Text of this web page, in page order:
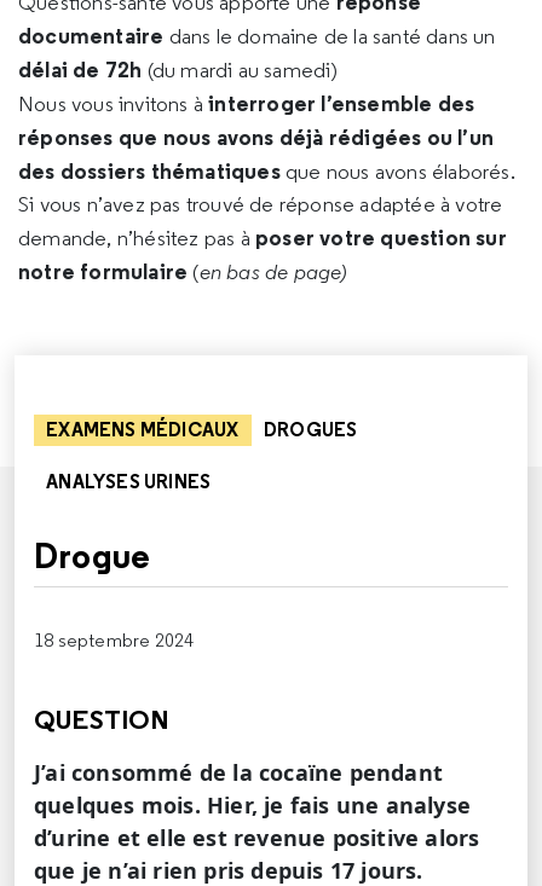
documentaire dans le domaine de la santé dans un
délai de 72h (du mardi au samedi)
Nous vous invitons àinterroger l’ensemble des
réponses que nous avons déjà rédigées ou l’un
des dossiers thématiques que nous avons élaborés.
Si vous n’avez pas trouvé de réponse adaptée à votre
demande, n’hésitez pas à poser votre question sur
notre formulaire (en bas de page)
EXAMENS MÉDICAUX DROGUES
ANALYSES URINES
Drogue
18 septembre 2024
QUESTION
J’ai consommé de la cocaïne pendant
quelques mois. Hier, je fais une analyse
d’urine et elle est revenue positive alors
que je n’ai rien pris depuis 17 jours.